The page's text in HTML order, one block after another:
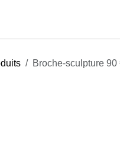
Broche-sculpture